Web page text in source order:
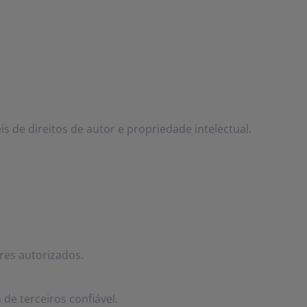
de direitos de autor e propriedade intelectual.
autorizados.
terceiros confiável.